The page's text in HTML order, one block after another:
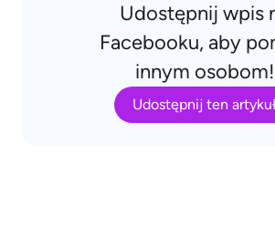
Udostępnij wpis
Facebooku, aby
innym osobom!
Udostępnij ten